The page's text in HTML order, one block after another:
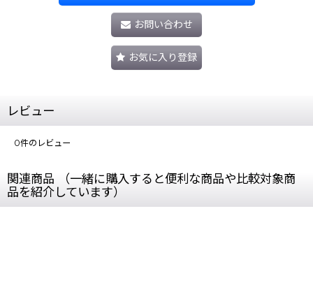
お問い合わせ
お気に入り登録
レビュー
0件のレビュー
関連商品 （一緒に購入すると便利な商品や比較対象商
品を紹介しています）